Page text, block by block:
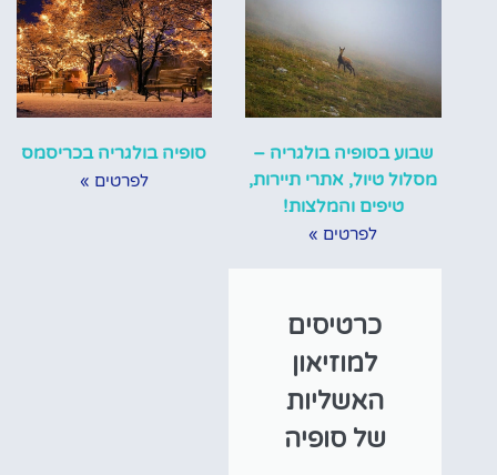
שבוע בסופיה בולגריה –
מסלול טיול, אתרי תיירות,
טיפים והמלצות!
לפרטים »
סופיה בולגריה בכריסמס
לפרטים »
כרטיסים
למוזיאון
האשליות
של סופיה